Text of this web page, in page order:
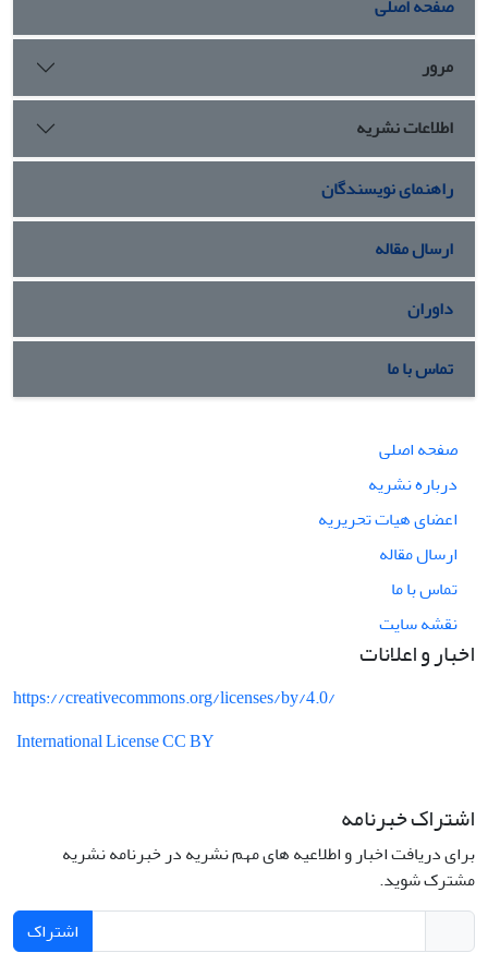
بیشتر دروس معارف لازم و ضروری به نظر می‌رسد.
مرور
اطلاعات نشریه
راهنمای نویسندگان
ارسال مقاله
داوران
تماس با ما
صفحه اصلی
درباره نشریه
اعضای هیات تحریریه
ارسال مقاله
تماس با ما
نقشه سایت
اخبار و اعلانات
https://creativecommons.org/licenses/by/4.0/
International License CC BY
اشتراک خبرنامه
برای دریافت اخبار و اطلاعیه های مهم نشریه در خبرنامه نشریه
مشترک شوید.
اشتراک